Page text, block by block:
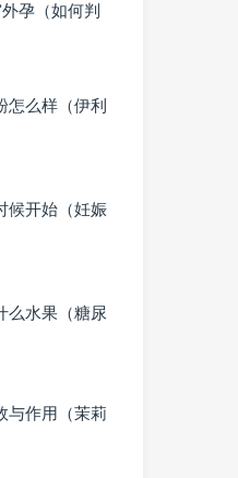
孕（如何判
怎么样（伊利
候开始（妊娠
么水果（糖尿
与作用（茉莉